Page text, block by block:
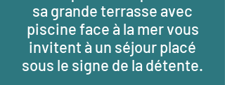
sa grande terrasse avec
piscine face à la mer vous
invitent à un séjour placé
sous le signe de la détente.